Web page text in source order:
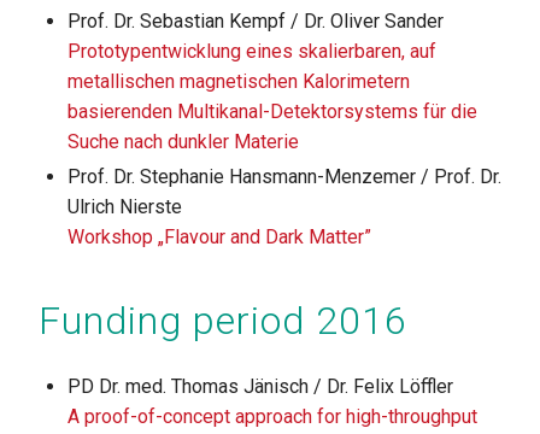
Prof. Dr. Sebastian Kempf / Dr. Oliver Sander
Prototypentwicklung eines skalierbaren, auf
metallischen magnetischen Kalorimetern
basierenden Multikanal-Detektorsystems für die
Suche nach dunkler Materie
Prof. Dr. Stephanie Hansmann-Menzemer / Prof. Dr.
Ulrich Nierste
Workshop „Flavour and Dark Matter”
Funding period 2016
PD Dr. med. Thomas Jänisch / Dr. Felix Löffler
A proof-of-concept approach for high-throughput